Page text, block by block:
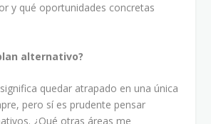
y qué oportunidades concretas
alternativo?
quedar atrapado en una única
pero sí es prudente pensar
¿Qué otras áreas me